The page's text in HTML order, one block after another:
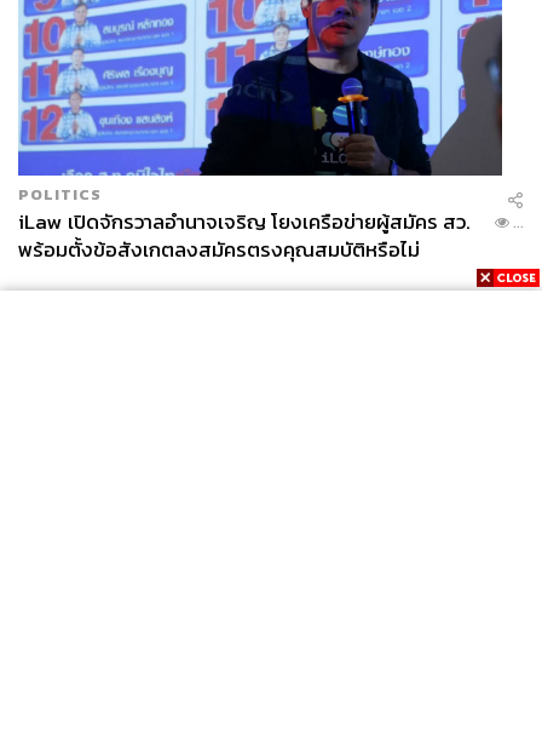
หรือเรื่องนี้อาจจะลงเอยแบบที่เพื่อนของผู้เขียนได้ให้ความ
เห็นเชิงขำขันไว้ว่า “สงครามอาจจบลงในไม่ช้า เพราะต่าง
ฝ่ายต่างหมดเงินแล้วทั้งคู่ และอาจนำไปสู่เงื่อนไขบางอย่างใน
การที่ทั้งสองฝ่ายจะยุติการสู้รบลงไป”
ต้องติดตามต่อไปหลังปีหน้าฟ้าใหม่ในปี 2024
แฟ้มภาพ: Aynur Mammadov/ Shutterstock
https://tass.ru/mezhdunarodnaya-panorama/1934333
POLITICS
iLaw เปิดจักรวาลอำนาจเจริญ โยงเครือข่ายผู้สมัคร สว.
พร้อมตั้งข้อสังเกตลงสมัครตรงคุณสมบัติหรือไม่
...